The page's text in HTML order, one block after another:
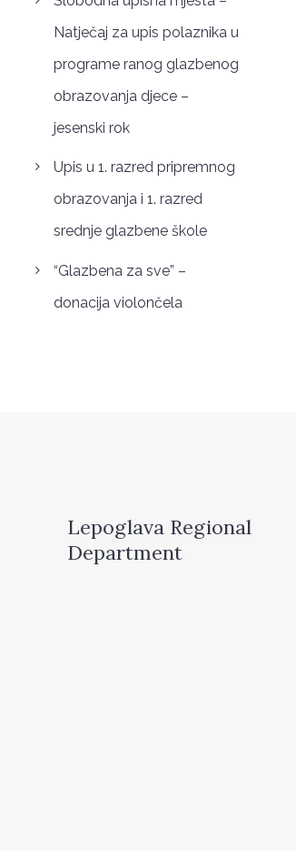
Natječaj za upis polaznika u
programe ranog glazbenog
obrazovanja djece –
jesenski rok
Upis u 1. razred pripremnog
obrazovanja i 1. razred
srednje glazbene škole
“Glazbena za sve” –
donacija violončela
Lepoglava Regional
Department